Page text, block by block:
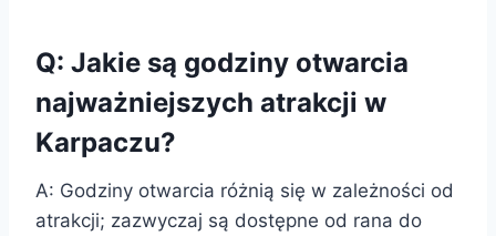
Q: Jakie są godziny otwarcia
najważniejszych atrakcji w
Karpaczu?
A: Godziny otwarcia różnią się w zależności od
atrakcji; zazwyczaj są dostępne od rana do